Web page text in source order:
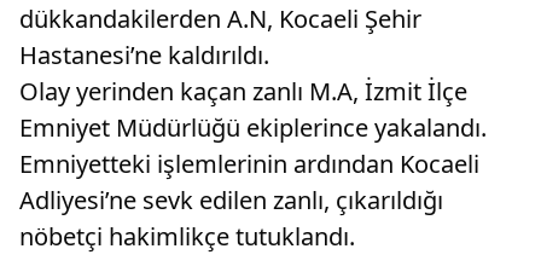
dükkandakilerden A.N, Kocaeli Şehir
Hastanesi’ne kaldırıldı.
Olay yerinden kaçan zanlı M.A, İzmit İlçe
Emniyet Müdürlüğü ekiplerince yakalandı.
Emniyetteki işlemlerinin ardından Kocaeli
Adliyesi’ne sevk edilen zanlı, çıkarıldığı
nöbetçi hakimlikçe tutuklandı.